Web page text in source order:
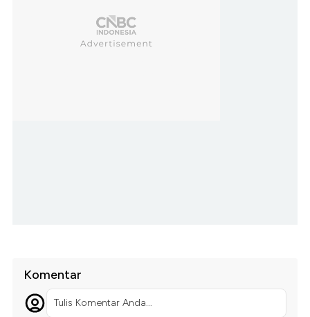
Komentar
Tulis Komentar Anda...